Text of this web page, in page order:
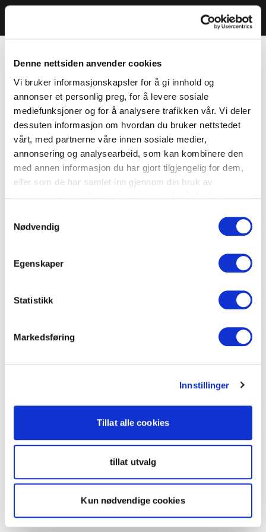
Denne nettsiden anvender cookies
Vi bruker informasjonskapsler for å gi innhold og
annonser et personlig preg, for å levere sosiale
mediefunksjoner og for å analysere trafikken vår. Vi deler
dessuten informasjon om hvordan du bruker nettstedet
vårt, med partnerne våre innen sosiale medier,
annonsering og analysearbeid, som kan kombinere den
med annen informasjon du har gjort tilgjengelig for dem,
eller som de har samlet inn gjennom din bruk av
Nødvendig
Egenskaper
Statistikk
Markedsføring
Innstillinger
Tillat alle cookies
tillat utvalg
Kun nødvendige cookies